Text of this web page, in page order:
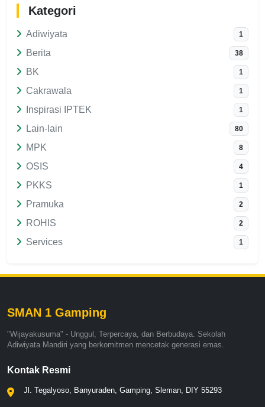
Kategori
Adiwiyata 1
Berita 38
BK 1
Cakrawala 1
Inspirasi IPTEK 1
Lain-lain 80
MPK 8
OSIS 4
PKKS 1
Pramuka 2
ROHIS 2
Services 1
SMAN 1 Gamping
"Wijayakusuma" - Unggul, Terpercaya, dan Berbudaya. Sekolah
Adiwiyata Mandiri yang berkomitmen mencetak generasi emas.
Kontak Resmi
Jl. Tegalyoso, Banyuraden, Gamping, Sleman, DIY 55293